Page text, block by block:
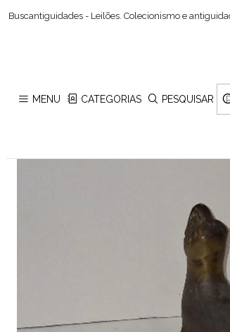
MENU CATEGORIAS PESQUISAR
Buscantiguidades - Leilões. Colecionismo e